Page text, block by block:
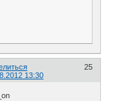
25
13:30